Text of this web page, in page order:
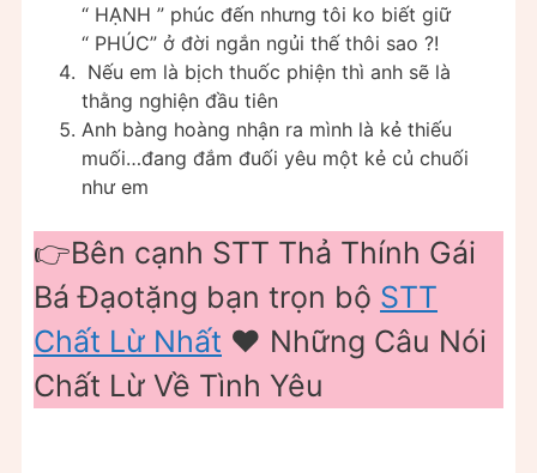
“ HẠNH ” phúc đến nhưng tôi ko biết giữ
“ PHÚC” ở đời ngắn ngủi thế thôi sao ?!
Nếu em là bịch thuốc phiện thì anh sẽ là
thằng nghiện đầu tiên
Anh bàng hoàng nhận ra mình là kẻ thiếu
muối…đang đắm đuối yêu một kẻ củ chuối
như em
👉Bên cạnh STT Thả Thính Gái
Bá Đạotặng bạn trọn bộ STT
Chất Lừ Nhất ❤️ Những Câu Nói
Chất Lừ Về Tình Yêu